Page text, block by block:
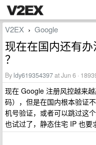
V2EX › Google
现在在国内还有
？
By ldy619354397at Jun 6 ·
现在 Google 注册风控越来
码），但是在国内根本验证
机号验证，或者可以跳过这
也试过了，静态住宅 IP 也要